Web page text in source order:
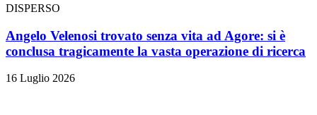
DISPERSO
Angelo Velenosi trovato senza vita ad Agore: si è
conclusa tragicamente la vasta operazione di ricerca
16 Luglio 2026